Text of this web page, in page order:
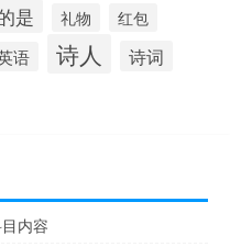
是 礼物 红包
语 诗人 诗词
内容